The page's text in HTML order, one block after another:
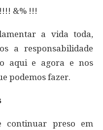
&% !!!
a vida toda,
a responsabilidade
aqui e agora e nos
podemos fazer.
continuar preso em